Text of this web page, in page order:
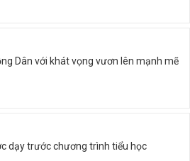
Dân với khát vọng vươn lên mạnh mẽ
dạy trước chương trình tiểu học